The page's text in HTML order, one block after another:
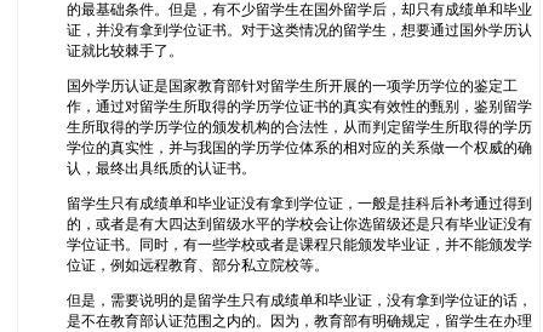
的最基础条件。但是，有不少留学生在国外留学后，却只有成绩单和毕业
证，并没有拿到学位证书。对于这类情况的留学生，想要通过国外学历认
证就比较棘手了。
国外学历认证是国家教育部针对留学生所开展的一项学历学位的鉴定工
作，通过对留学生所取得的学历学位证书的真实有效性的甄别，鉴别留学
生所取得的学历学位的颁发机构的合法性，从而判定留学生所取得的学历
学位的真实性，并与我国的学历学位体系的相对应的关系做一个权威的确
认，最终出具纸质的认证书。
留学生只有成绩单和毕业证没有拿到学位证，一般是挂科后补考通过得到
的，或者是有大四达到留级水平的学校会让你选留级还是只有毕业证没有
学位证书。同时，有一些学校或者是课程只能颁发毕业证，并不能颁发学
位证，例如远程教育、部分私立院校等。
但是，需要说明的是留学生只有成绩单和毕业证，没有拿到学位证的话，
是不在教育部认证范围之内的。因为，教育部有明确规定，留学生在办理